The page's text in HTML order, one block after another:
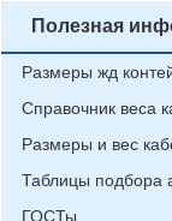
Полезная
Размеры жд
Справочник веса
Размеры и вес
Таблицы подбора
ГОСТы